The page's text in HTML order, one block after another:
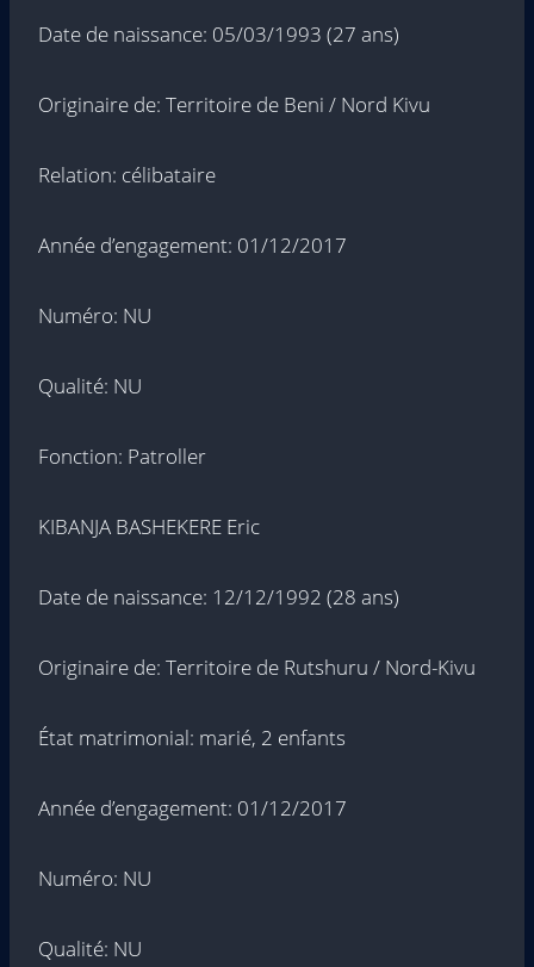
Date de naissance: 05/03/1993 (27 ans)
Originaire de: Territoire de Beni / Nord Kivu
Relation: célibataire
Année d’engagement: 01/12/2017
Numéro: NU
Qualité: NU
Fonction: Patroller
KIBANJA BASHEKERE Eric
Date de naissance: 12/12/1992 (28 ans)
Originaire de: Territoire de Rutshuru / Nord-Kivu
État matrimonial: marié, 2 enfants
Année d’engagement: 01/12/2017
Numéro: NU
Qualité: NU